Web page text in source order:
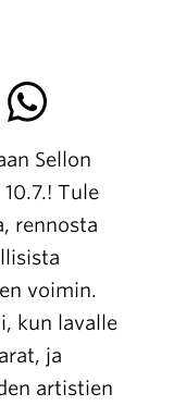
Sellon
Tule
rennosta
voimin.
kun lavalle
ja
artistien